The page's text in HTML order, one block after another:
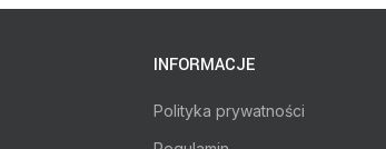
INFORMACJE
Polityka prywatności